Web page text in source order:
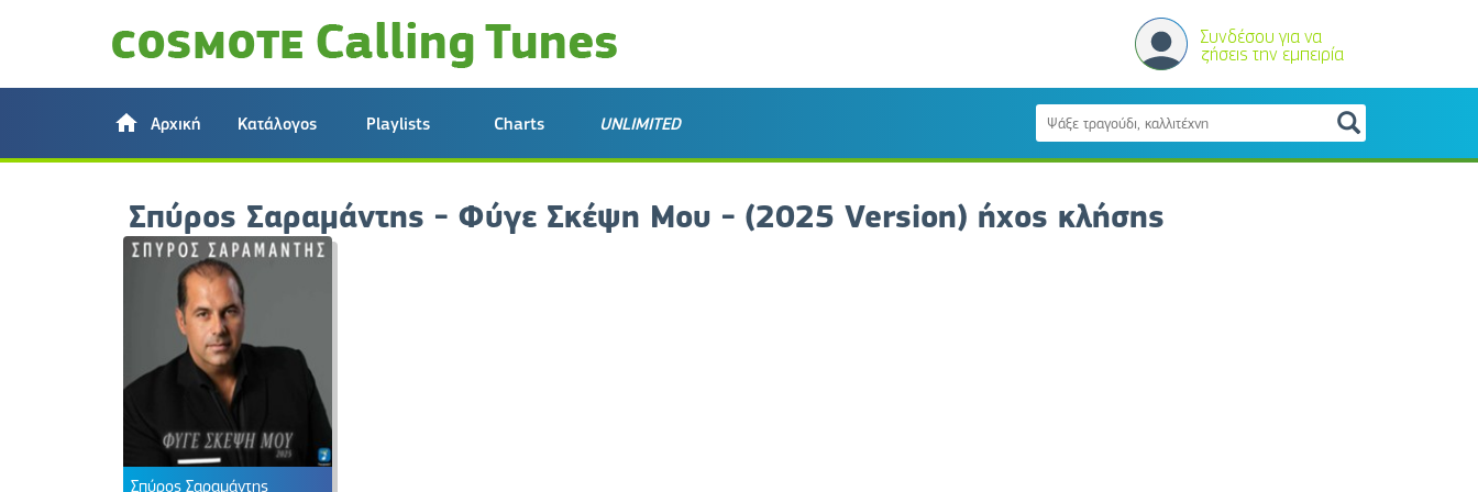
Συνδέσου για να
ζήσεις την εμπειρία
Αρχική Κατάλογος Playlists Charts UNLIMITED
Σπύρος Σαραμάντης - Φύγε Σκέψη Μου - (2025 Version) ήχος κλήσης
Σπύρος Σαραμάντης